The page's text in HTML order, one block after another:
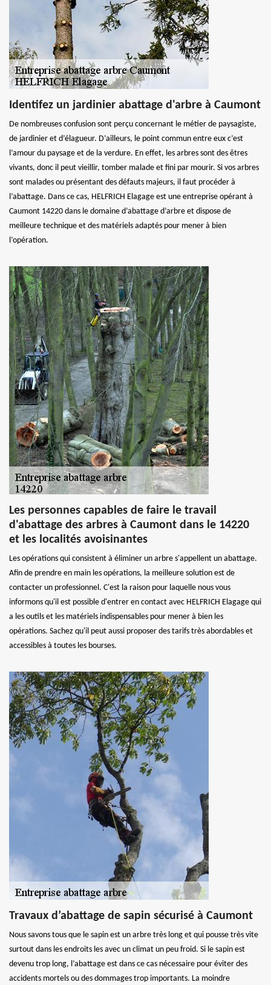
Identifez un jardinier abattage d'arbre à Caumont
De nombreuses confusion sont perçu concernant le métier de paysagiste,
de jardinier et d’élagueur. D’ailleurs, le point commun entre eux c’est
l’amour du paysage et de la verdure. En effet, les arbres sont des êtres
vivants, donc il peut vieillir, tomber malade et fini par mourir. Si vos arbres
sont malades ou présentant des défauts majeurs, il faut procéder à
l’abattage. Dans ce cas, HELFRICH Elagage est une entreprise opérant à
Caumont 14220 dans le domaine d’abattage d’arbre et dispose de
meilleure technique et des matériels adaptés pour mener à bien
l’opération.
Les personnes capables de faire le travail
d'abattage des arbres à Caumont dans le 14220
et les localités avoisinantes
Les opérations qui consistent à éliminer un arbre s'appellent un abattage.
Afin de prendre en main les opérations, la meilleure solution est de
contacter un professionnel. C'est la raison pour laquelle nous vous
informons qu'il est possible d'entrer en contact avec HELFRICH Elagage qui
a les outils et les matériels indispensables pour mener à bien les
opérations. Sachez qu'il peut aussi proposer des tarifs très abordables et
accessibles à toutes les bourses.
Travaux d’abattage de sapin sécurisé à Caumont
Nous savons tous que le sapin est un arbre très long et qui pousse très vite
surtout dans les endroits les avec un climat un peu froid. Si le sapin est
devenu trop long, l’abattage est dans ce cas nécessaire pour éviter des
accidents mortels ou des dommages trop importants. La moindre